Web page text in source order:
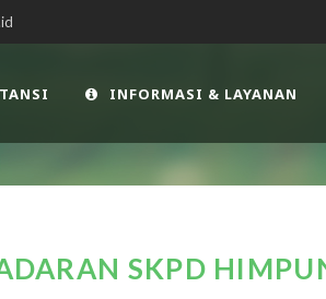
INFORMASI & LAYANAN
SKPD